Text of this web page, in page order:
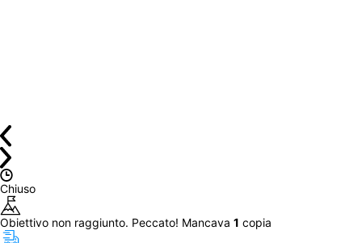
Chiuso
Obiettivo non raggiunto. Peccato! Mancava 1 copia